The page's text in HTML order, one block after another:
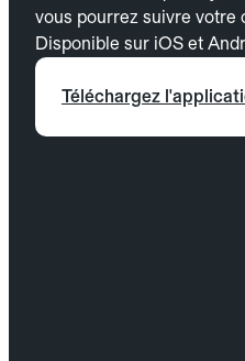
vous pourrez suivre votre
Disponible sur iOS et
Téléchargez